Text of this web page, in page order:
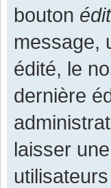
bouton
message,
édité, le
dernière
laisser